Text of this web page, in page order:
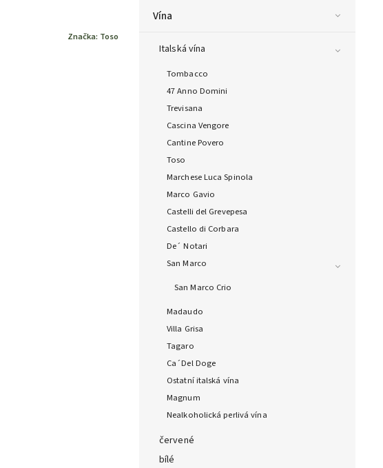
Vína
Italská vína
Tombacco
47 Anno Domini
Trevisana
Cascina Vengore
Cantine Povero
Toso
Marchese Luca Spinola
Marco Gavio
Castelli del Grevepesa
Castello di Corbara
De´ Notari
San Marco
San Marco Crio
Madaudo
Villa Grisa
Tagaro
Ca´Del Doge
Ostatní italská vína
Magnum
Nealkoholická perlivá vína
červené
bílé
Značka: Toso